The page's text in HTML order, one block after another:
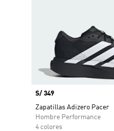
Precio
S/ 349
Zapatillas Adizero Pacer
Hombre Performance
4 colores